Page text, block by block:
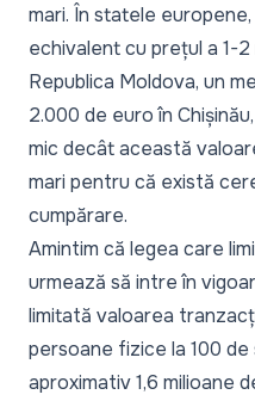
mari. În statele
echivalent cu prețul a 1-
Republica Moldova, un
2.000 de euro în
mic decât această
mari pentru că există
cumpărare.
Amintim că legea care
urmează să intre în
limitată valoarea
persoane fizice la 100 de
aproximativ 1,6 milioane